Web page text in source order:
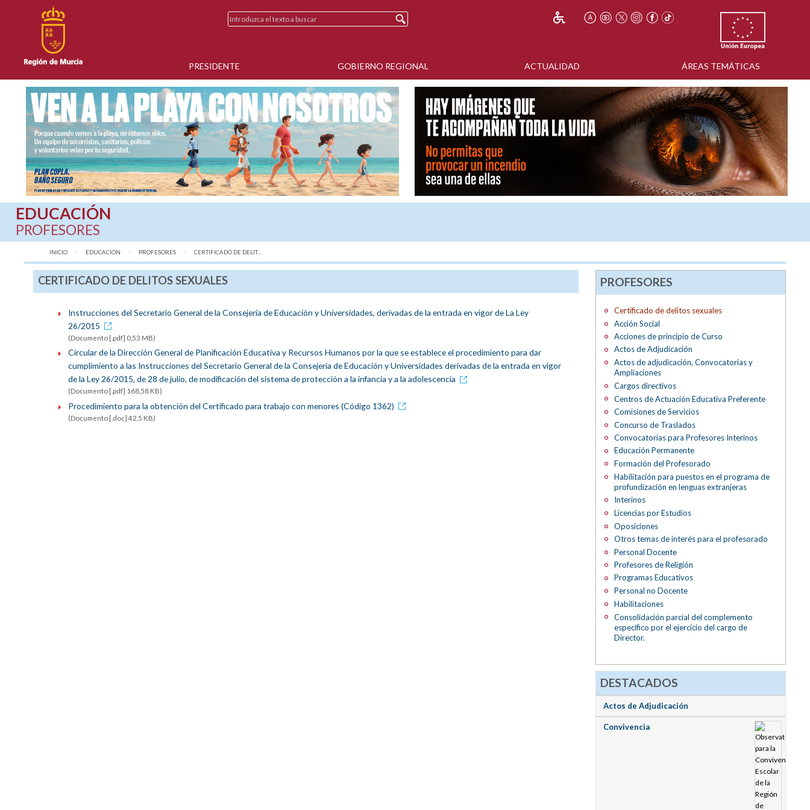
PRESIDENTE GOBIERNO REGIONAL ACTUALIDAD ÁREAS TEMÁTICAS
EDUCACIÓN
PROFESORES
INICIO EDUCACIÓN PROFESORES AQUÍ:
CERTIFICADO DE DELIT...
CERTIFICADO DE DELITOS SEXUALES
Instrucciones del Secretario General de la Consejería de Educación y Universidades, derivadas de la entrada en vigor de La Ley
26/2015
(Documento [.pdf] 0,53 MB)
Circular de la Dirección General de Planificación Educativa y Recursos Humanos por la que se establece el procedimiento para dar
cumplimiento a las Instrucciones del Secretario General de la Consejería de Educación y Universidades derivadas de la entrada en vigor
de la Ley 26/2015, de 28 de julio, de modificación del sistema de protección a la infancia y a la adolescencia
(Documento [.pdf] 168,58 KB)
Procedimiento para la obtención del Certificado para trabajo con menores (Código 1362)
(Documento [.doc] 42,5 KB)
PROFESORES
Certificado de delitos sexuales
Acción Social
Acciones de principio de Curso
Actos de Adjudicación
Actos de adjudicación, Convocatorias y
Ampliaciones
Cargos directivos
Centros de Actuación Educativa Preferente
Comisiones de Servicios
Concurso de Traslados
Convocatorias para Profesores Interinos
Educación Permanente
Formación del Profesorado
Habilitación para puestos en el programa de
profundización en lenguas extranjeras
Interinos
Licencias por Estudios
Oposiciones
Otros temas de interés para el profesorado
Personal Docente
Profesores de Religión
Programas Educativos
Personal no Docente
Habilitaciones
Consolidación parcial del complemento
específico por el ejercicio del cargo de
Director.
DESTACADOS
Actos de Adjudicación
Convivencia